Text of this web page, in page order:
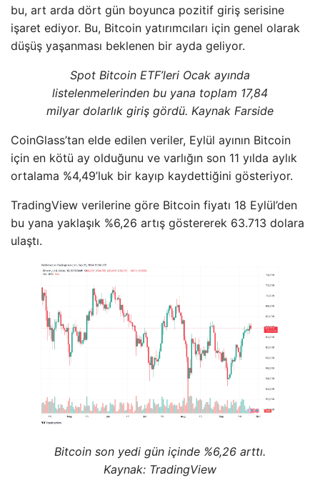
bu, art arda dört gün boyunca pozitif giriş serisine
işaret ediyor. Bu, Bitcoin yatırımcıları için genel olarak
düşüş yaşanması beklenen bir ayda geliyor.
Spot Bitcoin ETF’leri Ocak ayında
listelenmelerinden bu yana toplam 17,84
milyar dolarlık giriş gördü. Kaynak Farside
CoinGlass’tan elde edilen veriler, Eylül ayının Bitcoin
için en kötü ay olduğunu ve varlığın son 11 yılda aylık
ortalama %4,49’luk bir kayıp kaydettiğini gösteriyor.
TradingView verilerine göre Bitcoin fiyatı 18 Eylül’den
bu yana yaklaşık %6,26 artış göstererek 63.713 dolara
ulaştı.
Bitcoin son yedi gün içinde %6,26 arttı.
Kaynak: TradingView